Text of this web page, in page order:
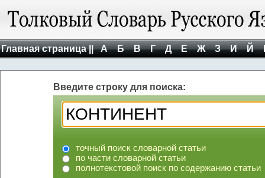
Главная страница || А Б В Г Д Е Ж З И Й
Введите строку для поиска:
точный поиск словарной статьи
по части словарной статьи
полнотекстовой поиск по содержанию статьи